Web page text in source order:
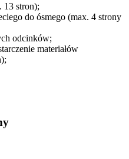
13 stron);
do ósmego (max. 4 strony
odcinków;
materiałów